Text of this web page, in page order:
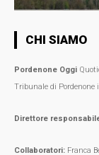
CHI SIAMO
Pordenone Oggi
Tribunale di Pordenone
Direttore
Collaboratori: Franca